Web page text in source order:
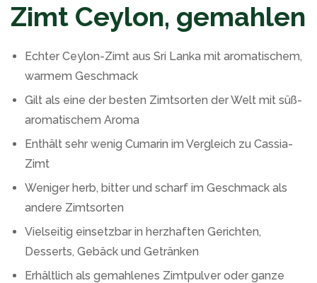
Zimt Ceylon, gemahlen
Echter Ceylon-Zimt aus Sri Lanka mit aromatischem,
warmem Geschmack
Gilt als eine der besten Zimtsorten der Welt mit süß-
aromatischem Aroma
Enthält sehr wenig Cumarin im Vergleich zu Cassia-
Zimt
Weniger herb, bitter und scharf im Geschmack als
andere Zimtsorten
Vielseitig einsetzbar in herzhaften Gerichten,
Desserts, Gebäck und Getränken
Erhältlich als gemahlenes Zimtpulver oder ganze